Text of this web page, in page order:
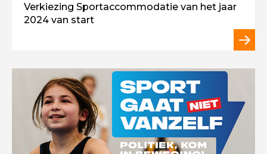
Verkiezing Sportaccommodatie van het jaar
2024 van start